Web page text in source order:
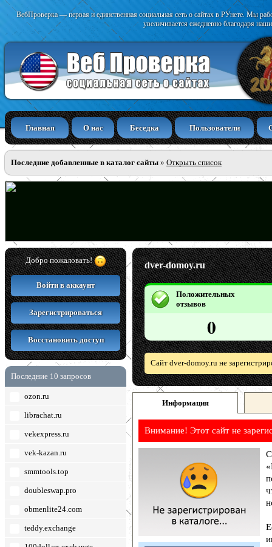
ВебПроверка — первая и единственная социальная сеть о сайтах в РУнете. Мы
увеличивается ежедневно благодаря
Главная О нас Беседка Пользователи
Последние добавленные в каталог сайты » Открыть список
Добро пожаловать!
Войти в аккаунт
Зарегистрироваться
Восстановить доступ
Последние 10 запросов
ozon.ru
librachat.ru
vekexpress.ru
vek-kazan.ru
smmtools.top
doubleswap.pro
obmenlite24.com
teddy.exchange
dver-domoy.ru
Положительных
отзывов
0
Сайт dver-domoy.ru не
Информация
Внимание! Этот сайт не